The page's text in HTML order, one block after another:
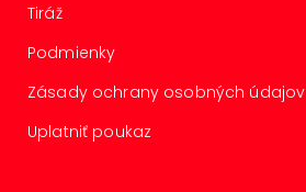
Tiráž
Podmienky
Zásady ochrany osobných údajov
Uplatniť poukaz